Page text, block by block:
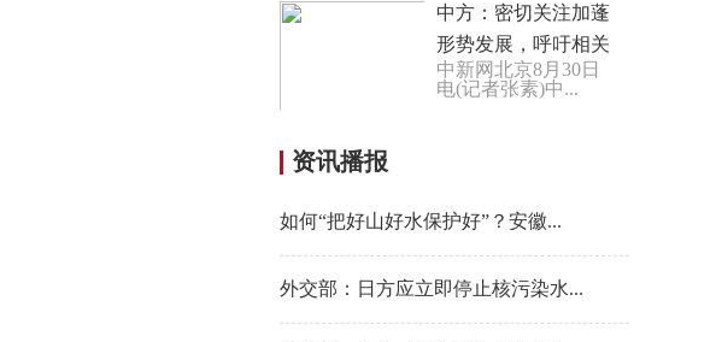
中方：密切关注加蓬
形势发展，呼吁相关
方通过对话和平解决
中新网北京8月30日
电(记者张素)中...
资讯播报
如何“把好山好水保护好”？安徽...
外交部：日方应立即停止核污染水...